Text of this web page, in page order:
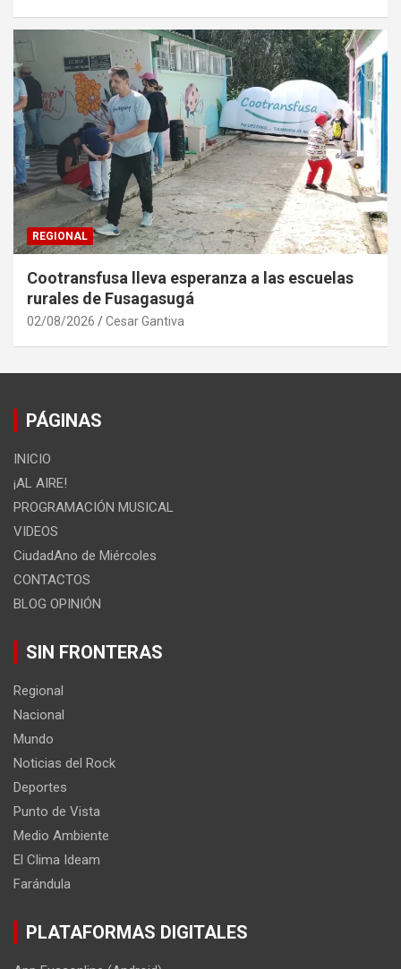
REGIONAL
Cootransfusa lleva esperanza a las escuelas
rurales de Fusagasugá
02/08/2026 Cesar Gantiva
PÁGINAS
INICIO
¡AL AIRE!
PROGRAMACIÓN MUSICAL
VIDEOS
CiudadAno de Miércoles
CONTACTOS
BLOG OPINIÓN
SIN FRONTERAS
Regional
Nacional
Mundo
Noticias del Rock
Deportes
Punto de Vista
Medio Ambiente
El Clima Ideam
Farándula
PLATAFORMAS DIGITALES